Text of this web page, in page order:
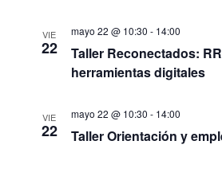
VIE
22
Taller Reconectados:
herramientas digitales
mayo 22 @ 10:30 - 14:00
VIE
22 Taller Orientación y
mayo 22 @ 10:30 - 14:00